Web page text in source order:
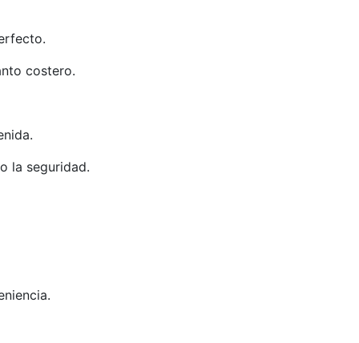
costero.
la seguridad.